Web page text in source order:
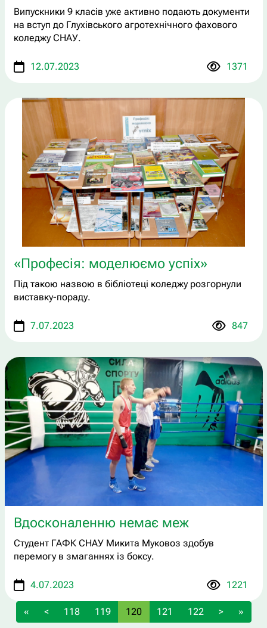
Випускники 9 класів уже активно подають документи
на вступ до Глухівського агротехнічного фахового
коледжу СНАУ.
12.07.2023 1371
«Професія: моделюємо успіх»
Під такою назвою в бібліотеці коледжу розгорнули
виставку-пораду.
7.07.2023 847
Вдосконаленню немає меж
Студент ГАФК СНАУ Микита Муковоз здобув
перемогу в змаганнях із боксу.
4.07.2023 1221
« < 118 119 120 121 122 > »